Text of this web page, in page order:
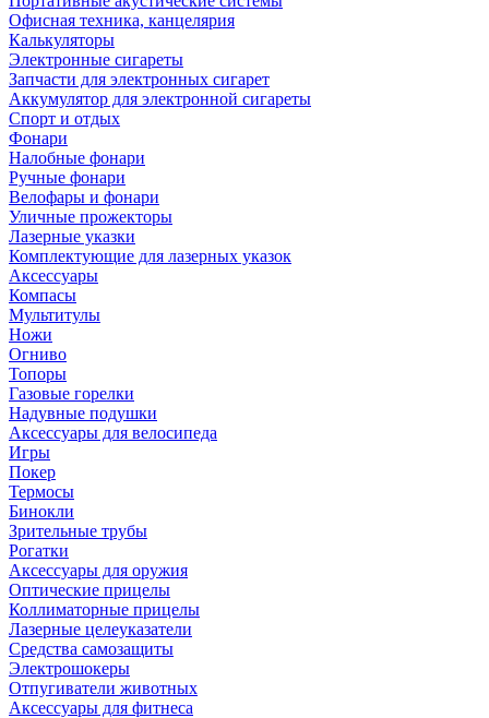
Офисная техника, канцелярия
Калькуляторы
Электронные сигареты
Запчасти для электронных сигарет
Аккумулятор для электронной сигареты
Спорт и отдых
Фонари
Налобные фонари
Ручные фонари
Велофары и фонари
Уличные прожекторы
Лазерные указки
Комплектующие для лазерных указок
Аксессуары
Компасы
Мультитулы
Ножи
Огниво
Топоры
Газовые горелки
Надувные подушки
Аксессуары для велосипеда
Игры
Покер
Термосы
Бинокли
Зрительные трубы
Рогатки
Аксессуары для оружия
Оптические прицелы
Коллиматорные прицелы
Лазерные целеуказатели
Средства самозащиты
Электрошокеры
Отпугиватели животных
Аксессуары для фитнеса